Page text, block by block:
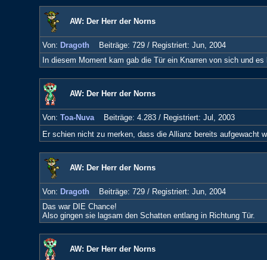
AW: Der Herr der Norns
Von: Dragoth Beiträge: 729 / Registriert: Jun, 2004
In diesem Moment kam gab die Tür ein Knarren von sich und
AW: Der Herr der Norns
Von: Toa-Nuva Beiträge: 4.283 / Registriert: Jul, 2003
Er schien nicht zu merken, dass die Allianz bereits aufgewacht
AW: Der Herr der Norns
Von: Dragoth Beiträge: 729 / Registriert: Jun, 2004
Das war DIE Chance!
Also gingen sie lagsam den Schatten entlang in Richtung Tür.
AW: Der Herr der Norns